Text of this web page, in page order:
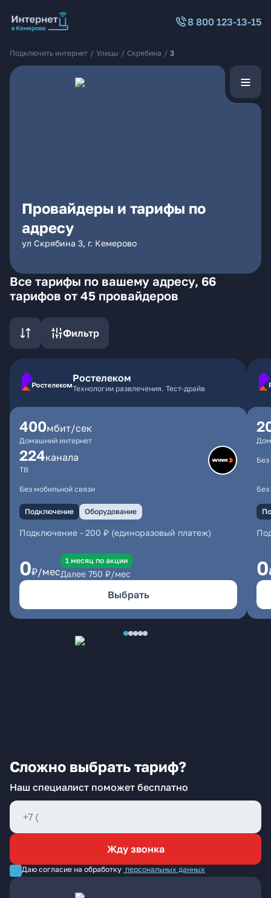
8 800 123-13-15
Подключить интернет / Улицы / Скрябина / 3
Провайдеры и тарифы по
адресу
ул Скрябина 3, г. Кемерово
Все тарифы по вашему адресу, 66
тарифов от 45 провайдеров
Фильтр
Ростелеком
Технологии развлечения. Тест-драйв
400мбит/сек
Домашний интернет
224каналa
ТВ
Без мобильной связи
Подключение Оборудование
Подключение - 200 ₽ (единоразовый платеж)
0₽/мес
1 месяц по акции
Далее 750 ₽/мес
Выбрать
0
Сложно выбрать тариф?
Наш специалист поможет бесплатно
Жду звонка
Даю согласие на обработку персональных данных